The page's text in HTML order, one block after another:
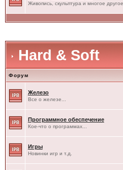
Живопись, скульптура и многое
Hard & Soft
Форум
Железо
Все о железе...
Программное обеспечение
Кое-что о программах...
Игры
Новинки игр и т.д.